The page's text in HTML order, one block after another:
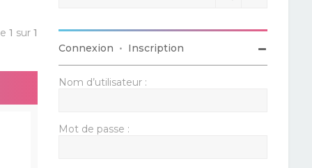
1 sur1
Connexion • Inscription
Nom d’utilisateur :
Mot de passe :